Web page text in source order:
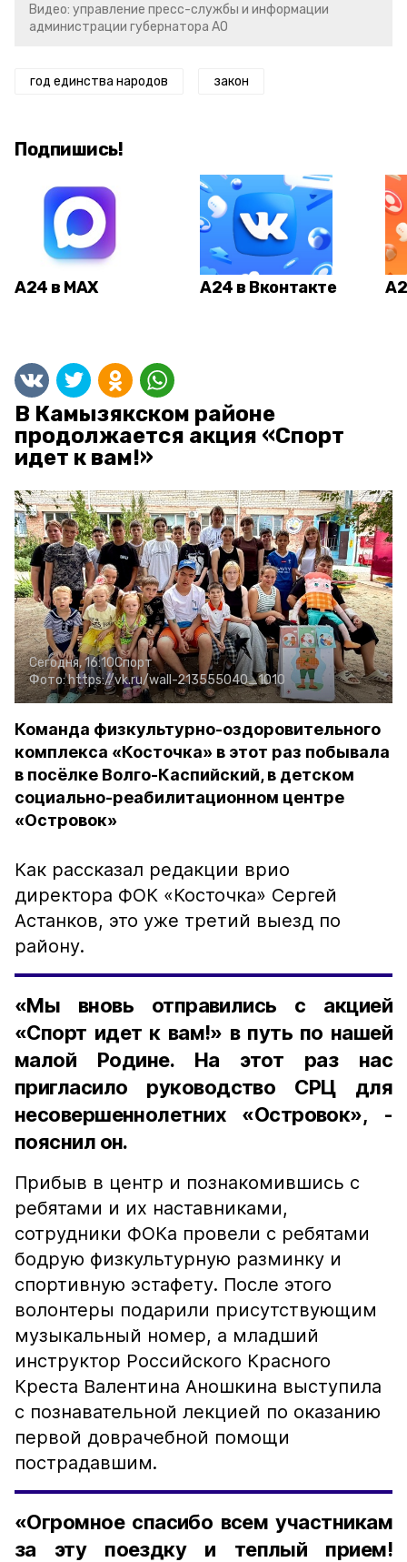
Видео: управление пресс-службы и информации
администрации губернатора АО
год единства народов закон
Подпишись!
А24 в MAX А24 в Вконтакте
В Камызякском районе
продолжается акция «Спорт
идет к вам!»
Сегодня, 16:10Спорт
Фото:https://vk.ru/wall-213555040_1010
Команда физкультурно-оздоровительного
комплекса «Косточка» в этот раз побывала
в посёлке Волго-Каспийский, в детском
социально-реабилитационном центре
«Островок»
Как рассказал редакции врио
директора ФОК «Косточка» Сергей
Астанков, это уже третий выезд по
району.
«Мы вновь отправились с акцией
«Спорт идет к вам!» в путь по нашей
малой Родине. На этот раз нас
пригласило руководство СРЦ для
несовершеннолетних «Островок», -
пояснил он.
Прибыв в центр и познакомившись с
ребятами и их наставниками,
сотрудники ФОКа провели с ребятами
бодрую физкультурную разминку и
спортивную эстафету. После этого
волонтеры подарили присутствующим
музыкальный номер, а младший
инструктор Российского Красного
Креста Валентина Аношкина выступила
с познавательной лекцией по оказанию
первой доврачебной помощи
пострадавшим.
«Огромное спасибо всем участникам
за эту поездку и теплый прием!